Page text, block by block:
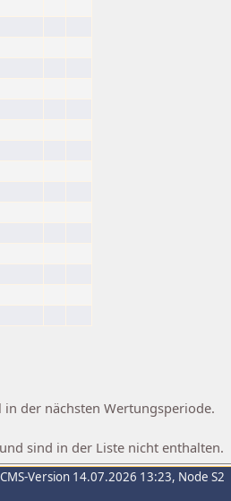
der nächsten Wertungsperiode.
sind in der Liste nicht enthalten.
Version 14.07.2026 13:23, Node S2